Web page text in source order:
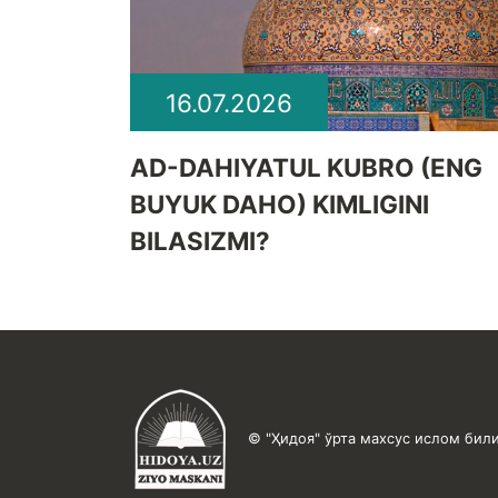
16.07.2026
​AD-DAHIYATUL KUBRO (ENG
BUYUK DAHO) KIMLIGINI
BILASIZMI?
© "Ҳидоя" ўрта махсус ислом